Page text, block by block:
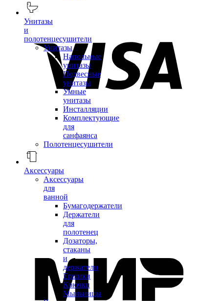
Унитазы
и
полотенцесушители
Унитазы
Напольные
унитазы
Подвесные
унитазы
Умные
унитазы
Инсталляции
Комплектующие
для
санфаянса
Полотенцесушители
Аксессуары
Аксессуары
для
ванной
Бумагодержатели
Держатели
для
полотенец
Дозаторы,
стаканы
и
держатели
Ершики
Крючки
Мыльницы